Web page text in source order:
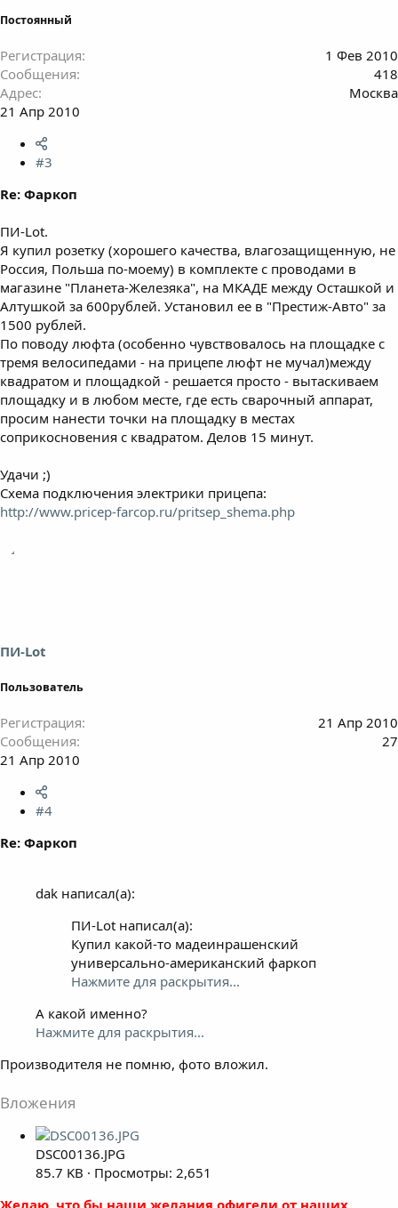
Постоянный
Регистрация
1 Фев 2010
Сообщения
418
Адрес
Москва
21 Апр 2010
#3
Re: Фаркоп
ПИ-Lot.
Я купил розетку (хорошего качества, влагозащищенную, не
Россия, Польша по-моему) в комплекте с проводами в
магазине "Планета-Железяка", на МКАДЕ между Осташкой и
Алтушкой за 600рублей. Установил ее в "Престиж-Авто" за
1500 рублей.
По поводу люфта (особенно чувствовалось на площадке с
тремя велосипедами - на прицепе люфт не мучал)между
квадратом и площадкой - решается просто - вытаскиваем
площадку и в любом месте, где есть сварочный аппарат,
просим нанести точки на площадку в местах
соприкосновения с квадратом. Делов 15 минут.
Удачи ;)
Схема подключения электрики прицепа:
http://www.pricep-farcop.ru/pritsep_shema.php
ПИ-Lot
Пользователь
Регистрация
21 Апр 2010
Сообщения
27
21 Апр 2010
#4
Re: Фаркоп
dak написал(а):
ПИ-Lot написал(а):
Купил какой-то мадеинрашенский
универсально-американский фаркоп
Нажмите для раскрытия...
А какой именно?
Нажмите для раскрытия...
Производителя не помню, фото вложил.
Вложения
DSC00136.JPG
85.7 KB · Просмотры: 2,651
Желаю, что бы наши желания офигели от наших